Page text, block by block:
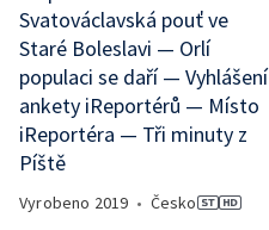
Svatováclavská pouť ve
Staré Boleslavi — Orlí
populaci se daří — Vyhlášení
ankety iReportérů — Místo
iReportéra — Tři minuty z
Píště
Vyrobeno 2019 • Česko